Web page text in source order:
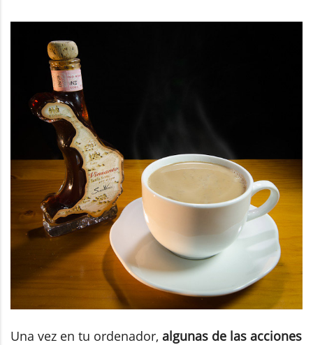
Una vez en tu ordenador, algunas de las acciones